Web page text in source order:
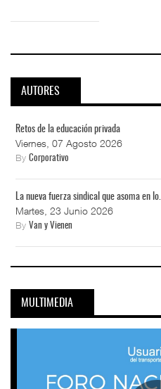
AUTORES
Retos de la educación privada
Viernes, 07 Agosto 2026
By Corporativo
La nueva fuerza sindical que asoma en lo...
Martes, 23 Junio 2026
By Van y Vienen
MULTIMEDIA